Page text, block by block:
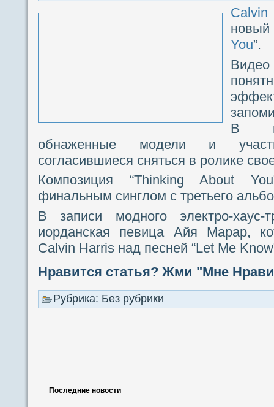
Calvin
You”.
В
обнаженные модели и
согласившиеся сняться в ролике
Композиция “Thinking About
финальным синглом с третьего
В записи модного электро-хаус-
иорданская певица Айя Марар,
Calvin Harris над песней “Let Me
Нравится статья? Жми "Мне
Рубрика: Без рубрики
Последние новости